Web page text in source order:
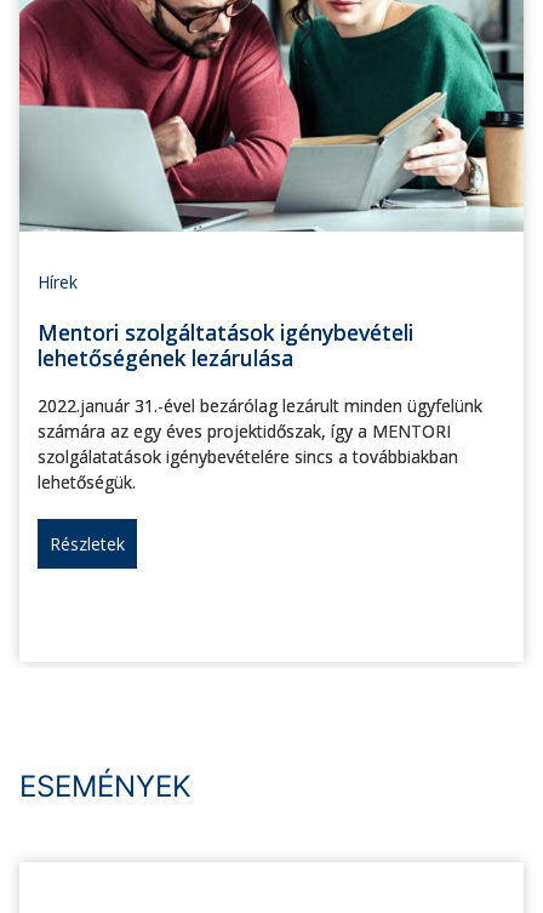
Hírek
Mentori szolgáltatások igénybevételi
lehetőségének lezárulása
2022.január 31.-ével bezárólag lezárult minden ügyfelünk
számára az egy éves projektidőszak, így a MENTORI
szolgálatatások igénybevételére sincs a továbbiakban
lehetőségük.
Részletek
ESEMÉNYEK